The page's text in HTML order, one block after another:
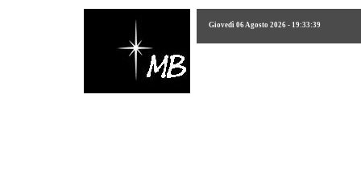
Giovedì 06 Agosto 2026 - 19:33:39